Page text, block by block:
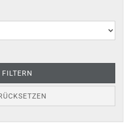
FILTERN